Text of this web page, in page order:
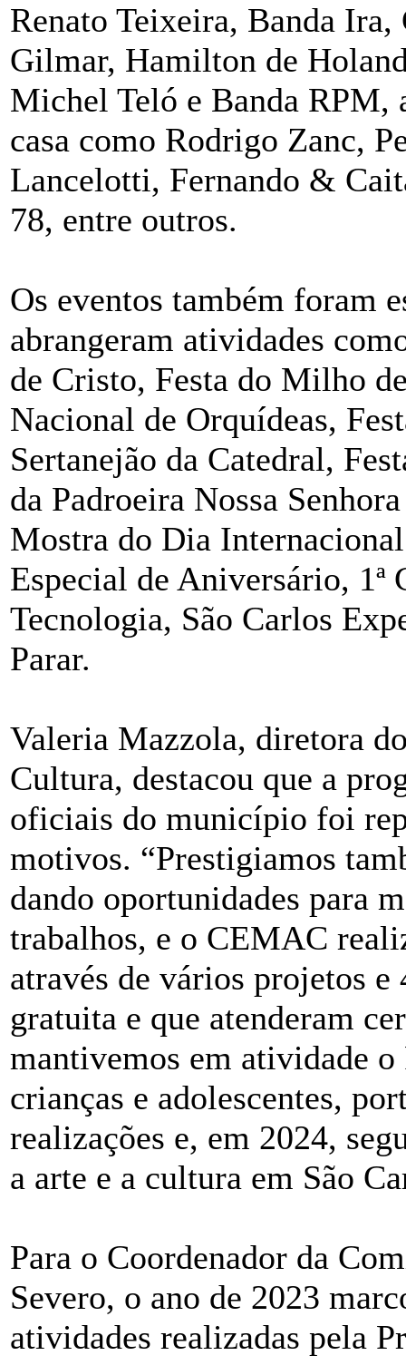
Renato Teixeira, Banda
Gilmar, Hamilton de
Michel Teló e Banda RPM,
casa como Rodrigo Zanc,
Lancelotti, Fernando &
78, entre outros.
Os eventos também foram
abrangeram atividades
de Cristo, Festa do Milho
Nacional de Orquídeas,
Sertanejão da Catedral,
da Padroeira Nossa
Mostra do Dia
Especial de Aniversário, 1ª
Tecnologia, São Carlos
Parar.
Valeria Mazzola, diretora
Cultura, destacou que a
oficiais do município foi
motivos. “Prestigiamos
dando oportunidades para
trabalhos, e o CEMAC
através de vários projetos
gratuita e que atenderam
mantivemos em atividade o
crianças e adolescentes,
realizações e, em 2024,
a arte e a cultura em São
Para o Coordenador da
Severo, o ano de 2023
atividades realizadas pela